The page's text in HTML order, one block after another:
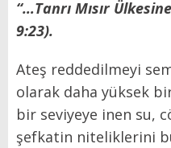
“…Tanrı Mısır
9:23).
Ateş reddedilmeyi
olarak daha yüksek
bir seviyeye inen su,
şefkatin niteliklerini